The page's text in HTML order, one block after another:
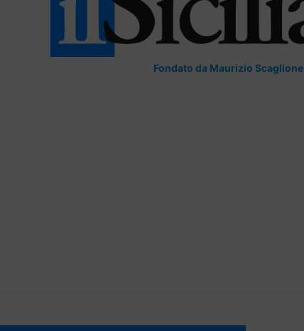
Fondato da Maurizio Scaglione